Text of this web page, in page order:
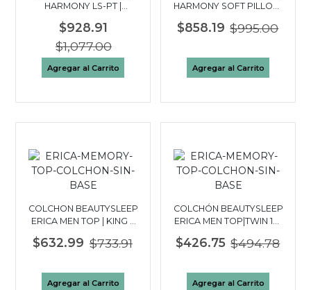
HARMONY LS-PT |
QUEEN 2½ PLAZAS
$928.91
$1,077.00
Agregar al Carrito
HARMONY SOFT PILLOW
$858.19 $995.00
Agregar al Carrito
COLCHON BEAUTYSLEEP
ERICA MEN TOP | KING 3
$632.99 $733.91
Agregar al Carrito
COLCHÓN BEAUTYSLEEP
ERICA MEN TOP|TWIN 1½
$426.75 $494.78
Agregar al Carrito